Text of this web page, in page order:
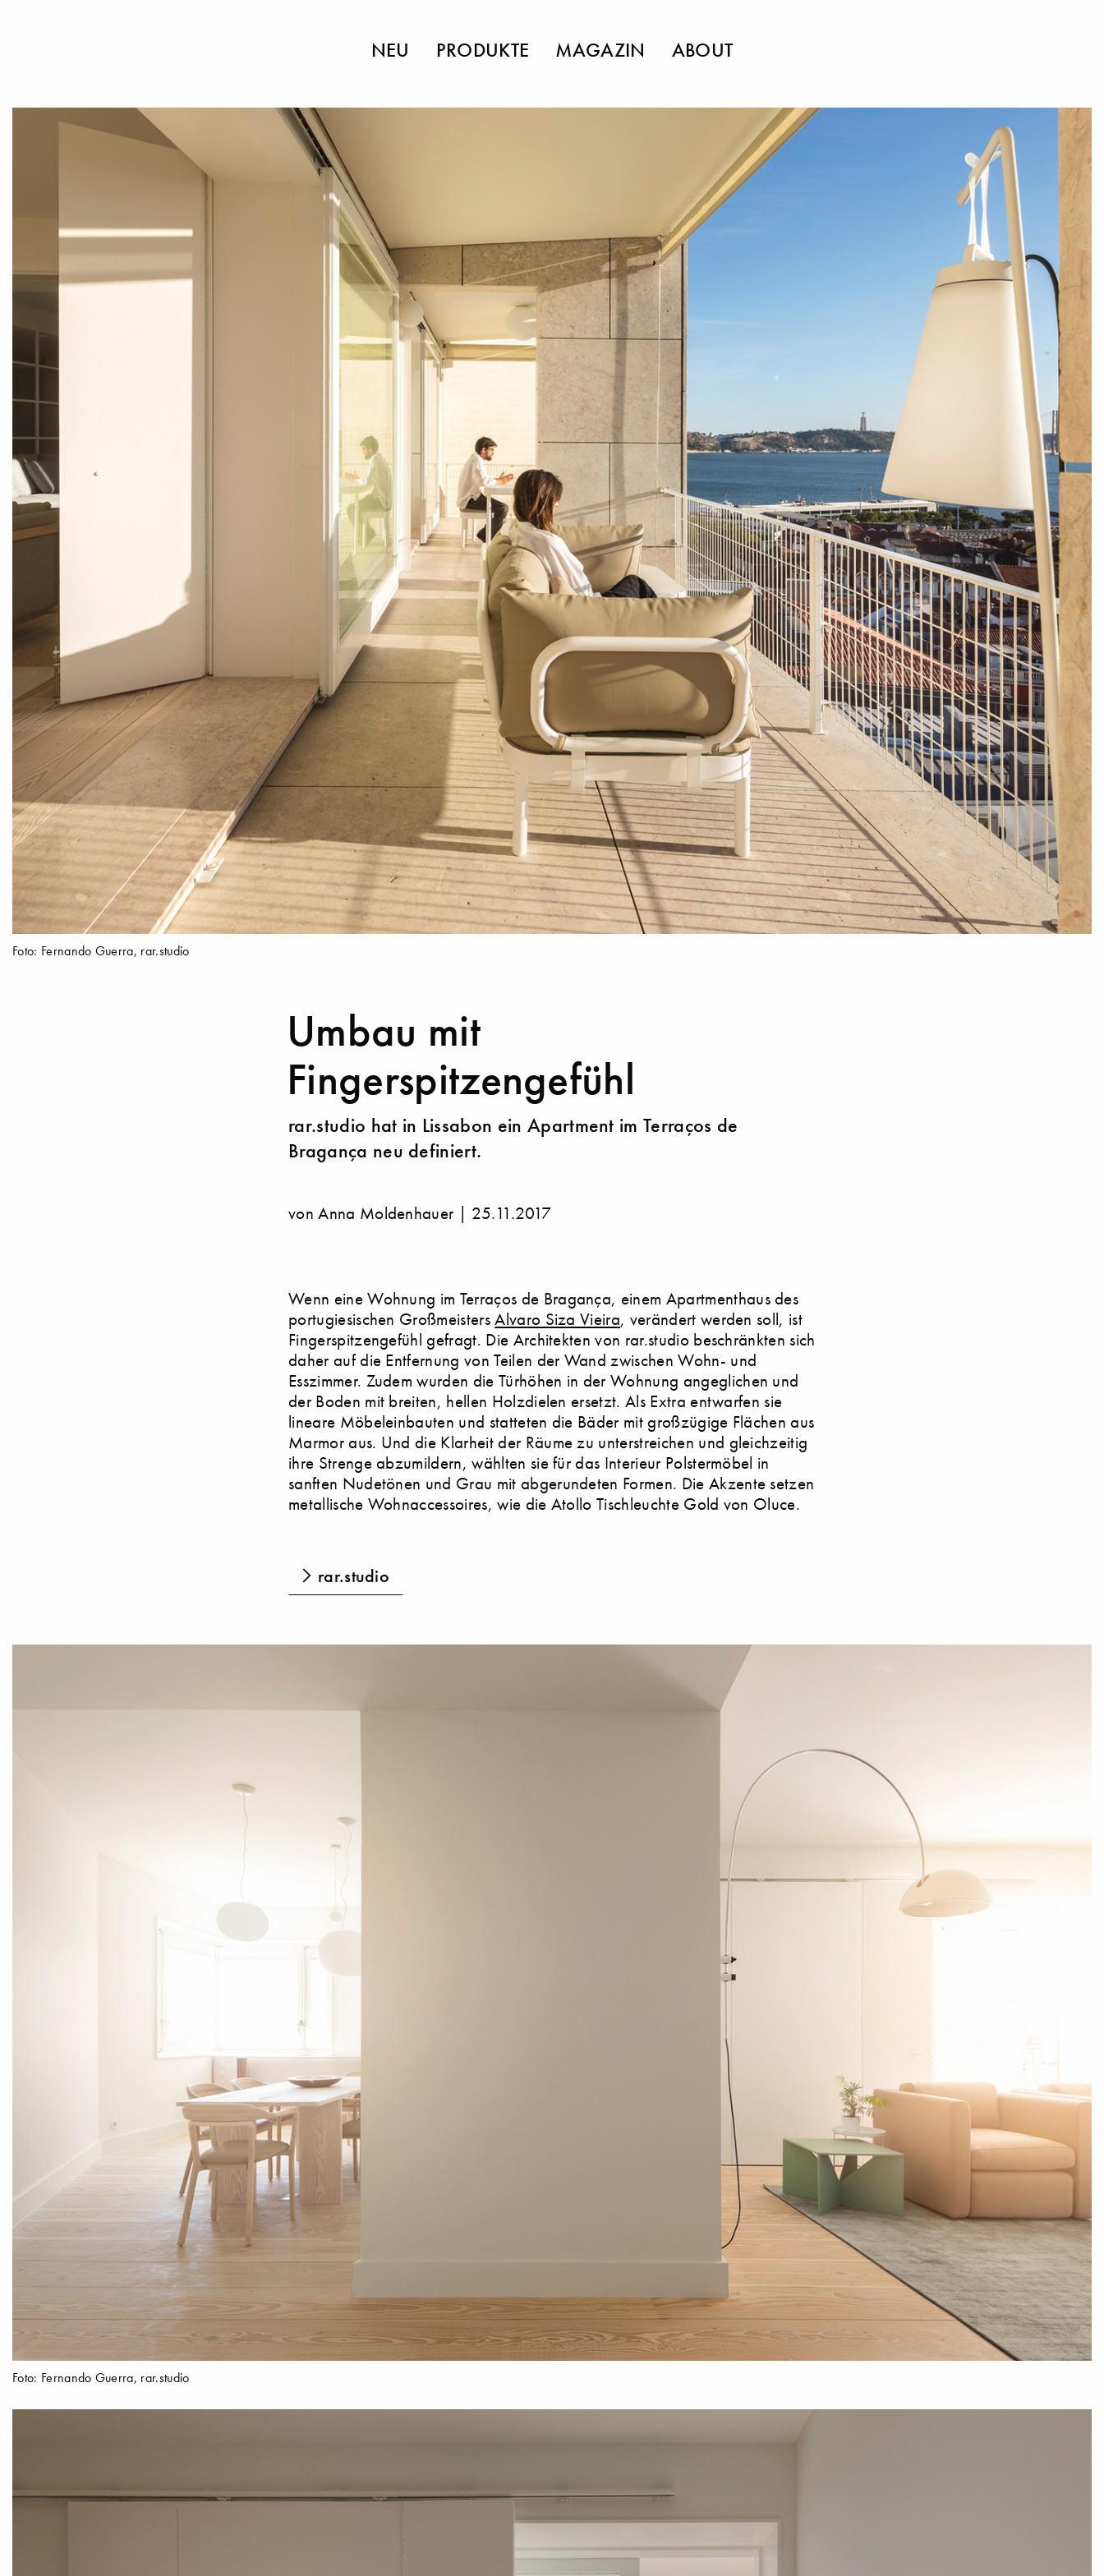
NEU PRODUKTE MAGAZIN ABOUT
Foto: Fernando Guerra, rar.studio
Umbau mit
Fingerspitzengefühl
rar.studio hat in Lissabon ein Apartment im Terraços de
Bragança neu definiert.
von Anna Moldenhauer | 25.11.2017
Wenn eine Wohnung im Terraços de Bragança, einem Apartmenthaus des
portugiesischen GroßmeistersAlvaro Siza Vieira, verändert werden soll, ist
Fingerspitzengefühl gefragt. Die Architekten von rar.studio beschränkten sich
daher auf die Entfernung von Teilen der Wand zwischen Wohn- und
Esszimmer. Zudem wurden die Türhöhen in der Wohnung angeglichen und
der Boden mit breiten, hellen Holzdielen ersetzt. Als Extra entwarfen sie
lineare Möbeleinbauten und statteten die Bäder mit großzügige Flächen aus
Marmor aus. Und die Klarheit der Räume zu unterstreichen und gleichzeitig
ihre Strenge abzumildern, wählten sie für das Interieur Polstermöbel in
sanften Nudetönen und Grau mit abgerundeten Formen. Die Akzente setzen
metallische Wohnaccessoires, wie die Atollo Tischleuchte Gold von Oluce.
rar.studio
Foto: Fernando Guerra, rar.studio